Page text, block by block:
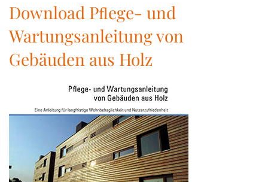
Download Pﬂege- und
Wartungsanleitung von
Gebäuden aus Holz